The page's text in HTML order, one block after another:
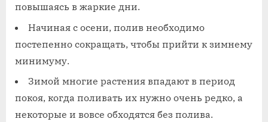
повышаясь в жаркие дни.
Начиная с осени, полив необходимо
постепенно сокращать, чтобы прийти к зимнему
минимуму.
Зимой многие растения впадают в период
покоя, когда поливать их нужно очень редко, а
некоторые и вовсе обходятся без полива.